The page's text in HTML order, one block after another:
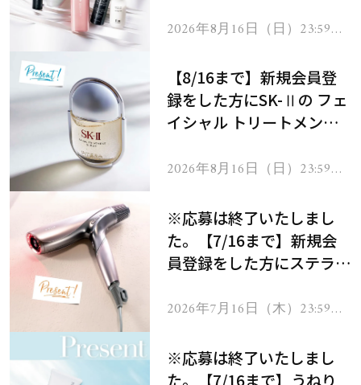
2026年8月16日（日）23:59ま
【8/16まで】新規会員登
録をした方にSK-Ⅱの フェ
イシャル トリートメント
2026年8月16日（日）23:59ま
※応募は終了いたしまし
た。【7/16まで】新規会
員登録をした方にステラボ
ヘアドライヤー ジュエル
2026年7月16日（木）23:59ま
※応募は終了いたしまし
た。【7/16まで】うねり